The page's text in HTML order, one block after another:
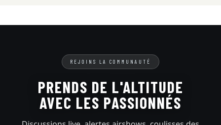
REJOINS LA COMMUNAUTÉ
PRENDS DE L'ALTITUDE
AVEC LES PASSIONNÉS